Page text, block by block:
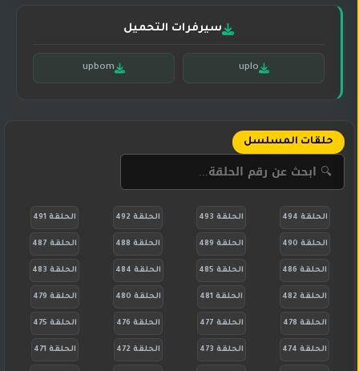
سيرفرات التحميل
uplo
upbom
حلقات المسلسل
الحلقة 494 الحلقة 493 الحلقة 492 الحلقة 491
الحلقة 490 الحلقة 489 الحلقة 488 الحلقة 487
الحلقة 486 الحلقة 485 الحلقة 484 الحلقة 483
الحلقة 482 الحلقة 481 الحلقة 480 الحلقة 479
الحلقة 478 الحلقة 477 الحلقة 476 الحلقة 475
الحلقة 474 الحلقة 473 الحلقة 472 الحلقة 471